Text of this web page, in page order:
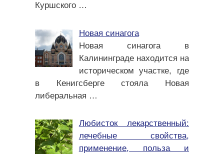
Куршского …
Новая синагога
Новая синагога в
Калининграде находится на
историческом участке, где
в Кенигсберге стояла Новая
либеральная …
Любисток лекарственный:
лечебные свойства,
применение, польза и